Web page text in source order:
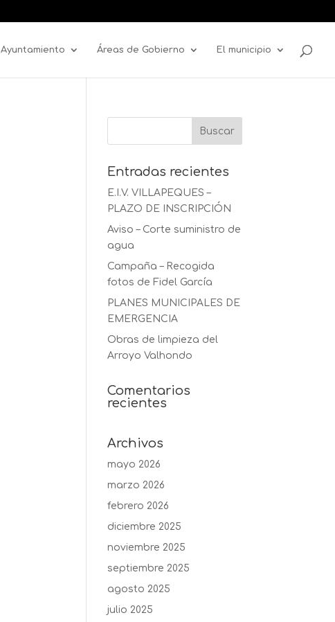
Ayuntamiento Áreas de Gobierno El municipio
Entradas recientes
E.I.V. VILLAPEQUES –
PLAZO DE INSCRIPCIÓN
Aviso – Corte suministro de
agua
Campaña – Recogida
fotos de Fidel García
PLANES MUNICIPALES DE
EMERGENCIA
Obras de limpieza del
Arroyo Valhondo
Comentarios
recientes
Archivos
mayo 2026
marzo 2026
febrero 2026
diciembre 2025
noviembre 2025
septiembre 2025
agosto 2025
julio 2025